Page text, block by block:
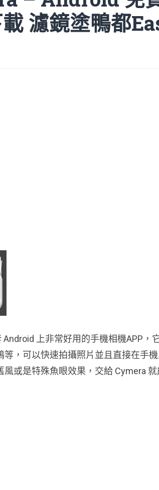
濾鏡塗鴨都
Android 上非常好用的手機相機APP，
等，可以快速拍攝照片並且直接在手
風或是特殊魚眼效果，交給 Cymera 就